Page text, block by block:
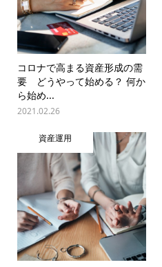
コロナで高まる資産形成の需
要 どうやって始める？ 何か
ら始め...
2021.02.26
資産運用